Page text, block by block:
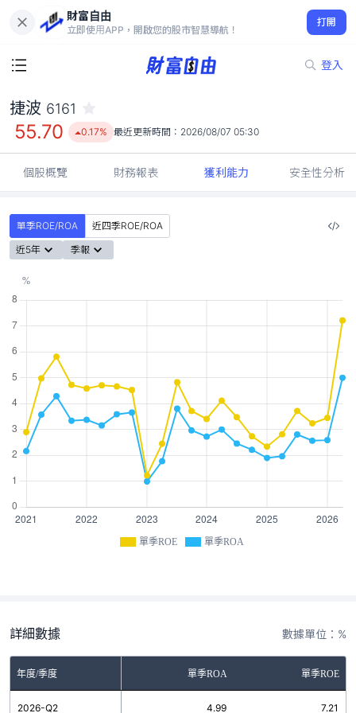
財富自由
立即使用APP，開啟您的股市智慧導航！
打開
登入
55.70
0.17%
捷波 6161
55.70 0.17% 最近更新時間： 2026/08/07 05:30
個股概覽 財務報表 獲利能力 安全性分析
單季ROE/ROA
近四季ROE/ROA
近5年
季報
單季ROE 單季ROA
詳細數據 數據單位：%
年度/季度 單季ROA 單季ROE
2026-Q2 4.99 7.21